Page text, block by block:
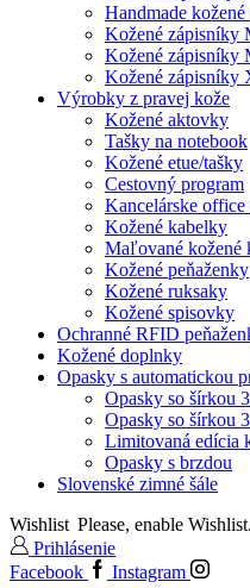
Handmade
Kožené zápisníky
Kožené zápisníky
Kožené zápisníky
Výrobky z pravej kože
Kožené aktovky
Tašky na notebook
Kožené etue/tašky
Cestovný program
Kancelárske office
Kožené kabelky
Maľované kožené
Kožené peňaženky
Kožené ruksaky
Kožené spisovky
Ochranné RFID
Kožené doplnky
Opasky s automatickou
Opasky so šírkou
Opasky so šírkou
Limitovaná edícia
Opasky s brzdou
Slovenské zimné šále
Wishlist Please, enable Wishlist.
Prihlásenie
Facebook
Instagram